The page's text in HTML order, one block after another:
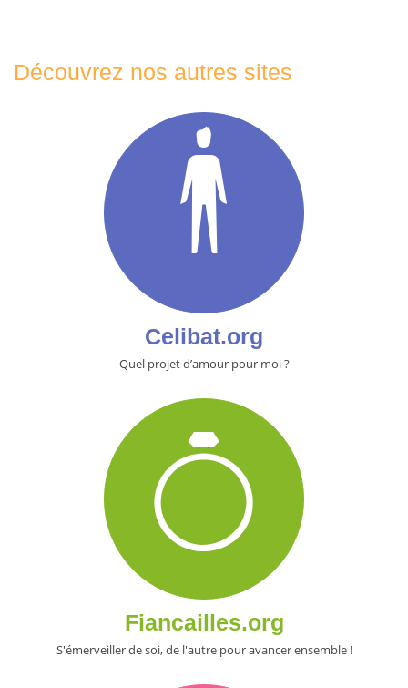
Découvrez nos autres sites
Celibat.org
Quel projet d’amour pour moi ?
Fiancailles.org
S'émerveiller de soi, de l'autre pour avancer ensemble !